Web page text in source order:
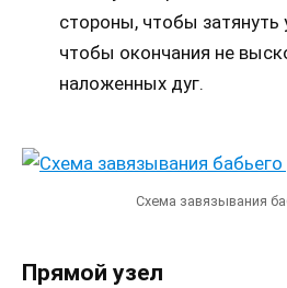
стороны, чтобы затянуть
чтобы окончания не
наложенных дуг.
Схема завязывания
Прямой узел